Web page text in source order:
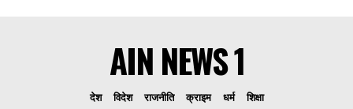
AIN NEWS 1
देश विदेश राजनीति क्राइम धर्म शिक्षा